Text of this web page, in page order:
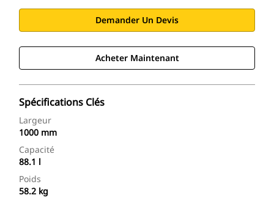
Demander Un Devis
Acheter Maintenant
Spécifications Clés
Largeur
1000 mm
Capacité
88.1 l
Poids
58.2 kg